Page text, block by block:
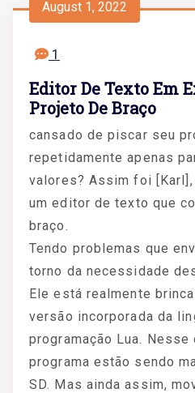
August 1, 2022
1
Editor De Texto Em
Projeto De Braço
cansado de piscar seu
repetidamente apenas
valores? Assim foi
um editor de texto que
braço.
Tendo problemas que
torno da necessidade
Ele está realmente
versão incorporada da
programação Lua.
programa estão sendo
SD. Mas ainda assim,